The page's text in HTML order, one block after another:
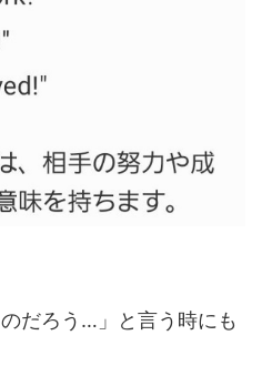
だろう…」と言う時にも